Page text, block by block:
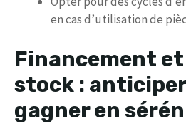
en cas d’utilisation de
Financement
stock :
gagner en